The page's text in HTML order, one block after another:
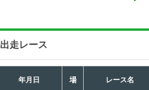
出走レース
年月日 場 レース名